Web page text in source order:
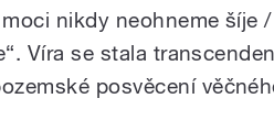
nikdy neohneme šíje
Víra se stala
posvěcení